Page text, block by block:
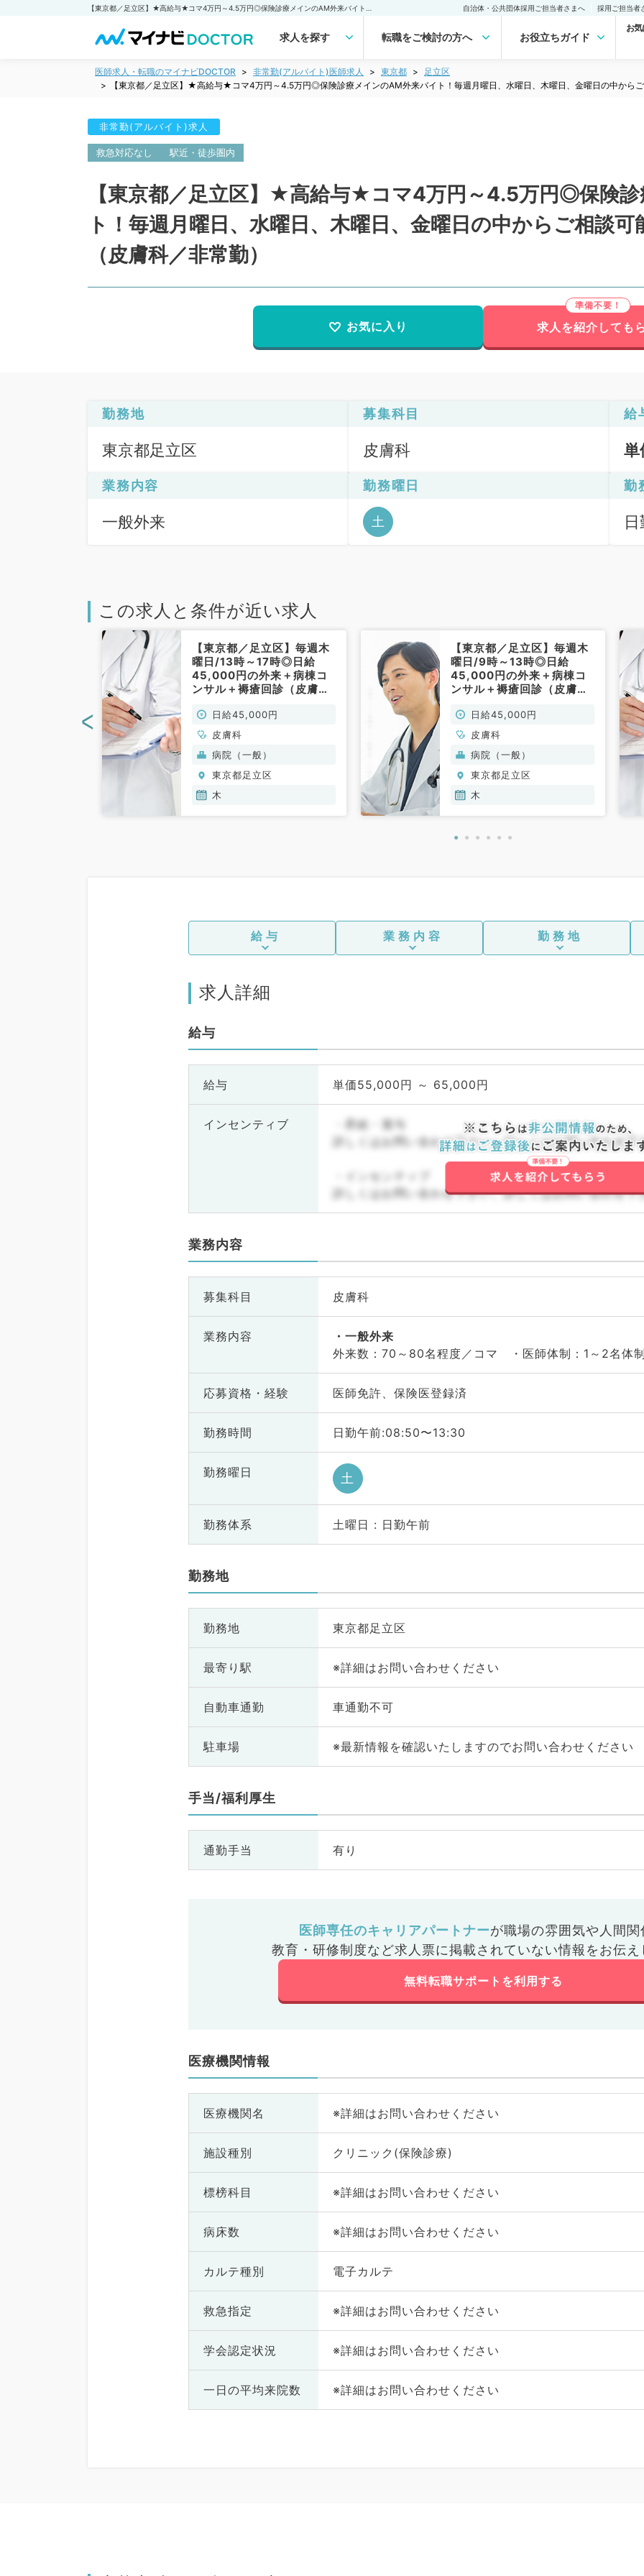
自治体・公共団体採用ご担当者さまへ 採用ご担当者
求人を探す 転職をご検討の方へ お役立ちガイド
お
医師求人・転職のマイナビDOCTOR 非常勤(アルバイト)医師求人 東京都
足立区
【東京都／足立区】★高給与★コマ4万円～4.5万円◎保険診療メインのAM外来バイト！毎週月曜日、水曜日、木曜日、金曜日の中から
非常勤(アルバイト)求人
救急対応なし 駅近・徒歩圏内
【東京都／足立区】★高給与★コマ4万円～4.5万円◎保険
ト！毎週月曜日、水曜日、木曜日、金曜日の中からご相談
（皮膚科／非常勤）
お気に入り 求人を紹介しても
勤務地
東京都足立区
募集科目
皮膚科
給
業務内容
一般外来
勤務曜日
土
勤
この求人と条件が近い求人
【東京都／足立区】毎週木
曜日/13時～17時◎日給
45,000円の外来＋病棟コ
ンサル＋褥瘡回診（皮膚科
日給45,000円
皮膚科
病院（一般）
東京都足立区
木
【東京都／足立区】毎週木
曜日/9時～13時◎日給
45,000円の外来＋病棟コ
ンサル＋褥瘡回診（皮膚科
日給45,000円
皮膚科
病院（一般）
東京都足立区
木
<
給与 業務内容 勤務地
求人詳細
給与
給与 単価55,000円 ～ 65,000円
インセンティブ
・昇給・賞与
詳しくはお問い合わせ下さい。詳しくはお問い合わせ下
・インセンティブ
詳しくはお問い合わせ下さい。詳しくはお問い合わせ下
業務内容
募集科目 皮膚科
業務内容
一般外来
外来数：70～80名程度／コマ ・医師体制：1～2名体
応募資格・ 経験 医師免許、保険医登録済
勤務時間 日勤午前:08:50〜13:30
勤務曜日 土
勤務体系 土曜日 : 日勤午前
勤務地
勤務地 東京都足立区
最寄り駅 ※詳細はお問い合わせください
自動車通勤 車通勤不可
駐車場 ※最新情報を確認いたしますのでお問い合わせください
手当/福利厚生
通勤手当 有り
医師専任のキャリアパートナーが職場の雰囲気や人間関
教育・研修制度など求人票に掲載されていない情報をお伝え
無料転職サポートを利用する
医療機関情報
医療機関名 ※詳細はお問い合わせください
施設種別 クリニック(保険診療)
標榜科目 ※詳細はお問い合わせください
病床数 ※詳細はお問い合わせください
カルテ種別 電子カルテ
救急指定 ※詳細はお問い合わせください
学会認定状況 ※詳細はお問い合わせください
一日の平均来院数 ※詳細はお問い合わせください